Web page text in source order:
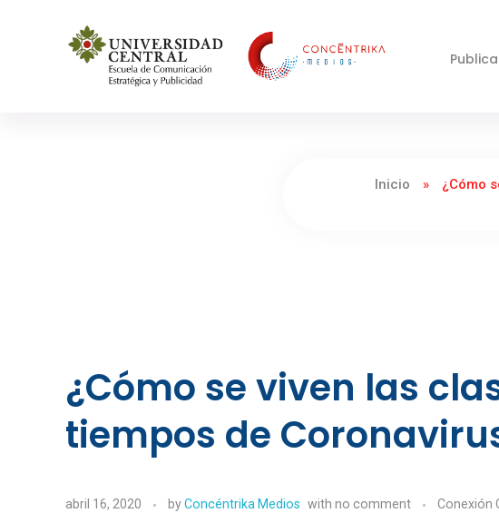
Inicio »
¿Cómo
¿Cómo se viven las
tiempos de
abril 16, 2020 byConcéntrika Medios with no comment Conexión